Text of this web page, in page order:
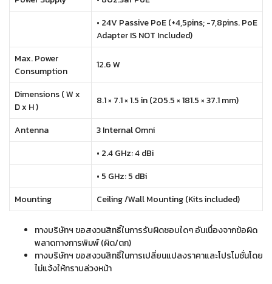
• 24V Passive PoE (+4,5pins; -7,8pins. PoE
Adapter IS NOT Included)
Max. Power
Consumption
12.6 W
Dimensions ( W x
D x H )
8.1 × 7.1 × 1.5 in (205.5 × 181.5 × 37.1 mm)
Antenna
3 Internal Omni
• 2.4 GHz: 4 dBi
• 5 GHz: 5 dBi
Mounting
Ceiling /Wall Mounting (Kits included)
ทางบริษัทฯ ขอสงวนสิทธิ์ในการรับผิดชอบใดๆ อันเนื่องจากข้อผิด
พลาดทางการพิมพ์ (ผิด/ตก)
ทางบริษัทฯ ขอสงวนสิทธิ์ในการเปลี่ยนแปลงราคาและโปรโมชั่นโดย
ไม่แจ้งให้ทราบล่วงหน้า